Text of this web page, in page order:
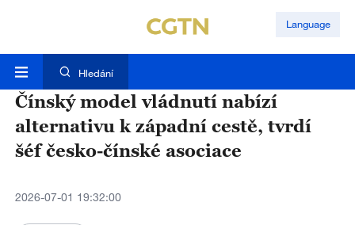
Language
Hledání
Čínský model vládnutí nabízí
alternativu k západní cestě, tvrdí
šéf česko-čínské asociace
2026-07-01 19:32:00